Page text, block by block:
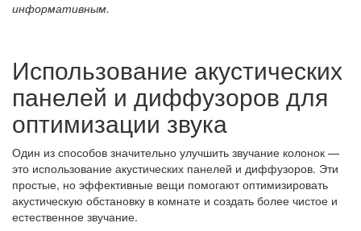
информативным.
Использование акустических
панелей и диффузоров для
оптимизации звука
Один из способов значительно улучшить звучание колонок —
это использование акустических панелей и диффузоров. Эти
простые, но эффективные вещи помогают оптимизировать
акустическую обстановку в комнате и создать более чистое и
естественное звучание.